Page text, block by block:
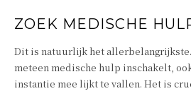
ZOEK MEDISCHE
Dit is natuurlijk het
meteen medische hulp inschakelt,
instantie mee lijkt te vallen. Het is